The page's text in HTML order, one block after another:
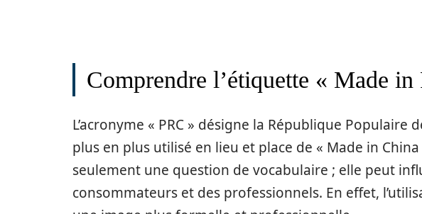
Comprendre l’étiquette « Made in
L’acronyme « PRC » désigne la République Populaire
plus en plus utilisé en lieu et place de « Made in
seulement une question de vocabulaire ; elle peut
consommateurs et des professionnels. En effet,